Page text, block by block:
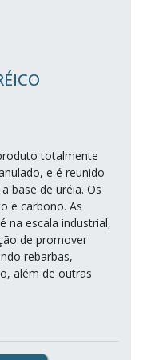
totalmente
e é reunido
base de uréia. Os
e carbono. As
na escala industrial,
de promover
rebarbas,
além de outras